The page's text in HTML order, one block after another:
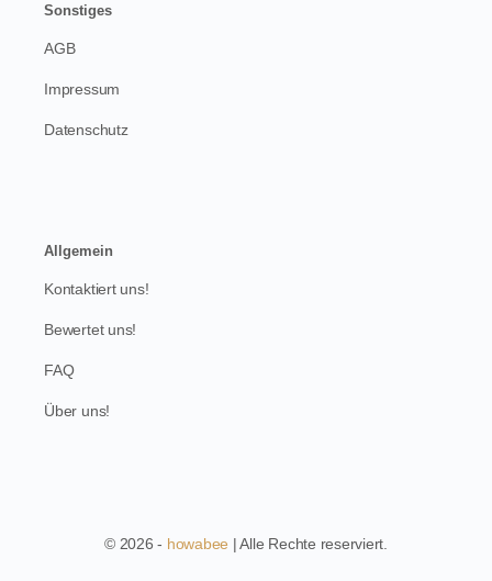
Sonstiges
AGB
Impressum
Datenschutz
Allgemein
Kontaktiert uns!
Bewertet uns!
FAQ
Über uns!
© 2026 - howabee | Alle Rechte reserviert.